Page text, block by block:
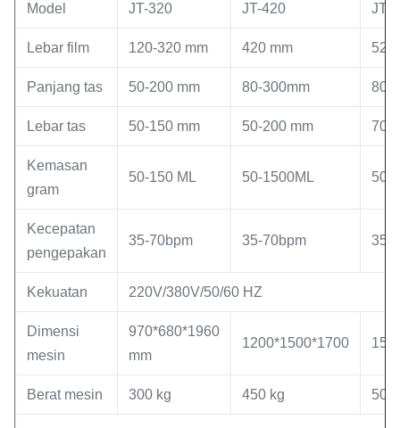
Model JT-320 JT-420 JT-
Lebar film 120-320 mm 420 mm 520
Panjang tas 50-200 mm 80-300mm 80-
Lebar tas 50-150 mm 50-200 mm 70-
Kemasan
gram
50-150 ML 50-1500ML 50-
Kecepatan
pengepakan
35-70bpm 35-70bpm 35-
Kekuatan 220V/380V/50/60 HZ
Dimensi
mesin
970*680*1960
mm
1200*1500*1700
Berat mesin 300 kg 450 kg